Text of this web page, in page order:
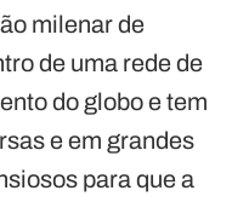
milenar de
de uma rede de
do globo e tem
e em grandes
para que a